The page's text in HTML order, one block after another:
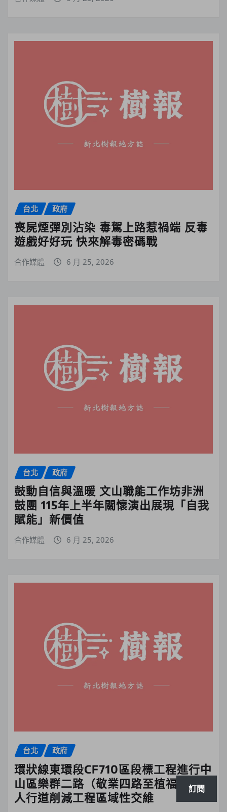
台北 政府
喪屍煙彈別沾染 毒駕上路惹禍端 反毒
遊戲好好玩 快來解毒密碼戰
合作媒體 6 月 25, 2026
台北 政府
鼓動自信與溫暖 文山職能工作坊非洲
鼓團 115年上半年關懷演出展現「自我
賦能」新價值
合作媒體 6 月 25, 2026
台北 政府
環狀線東環段CF710區段標工程進行中
山區樂群二路（敬業四路至植福路間）
人行道削減工程區域性交維
訂閱